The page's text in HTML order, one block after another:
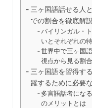
三ヶ国語話せる人
での割合を徹底解説
バイリンガル・
いとそれぞれの
世界中で三ヶ国
視点から見る割
三ヶ国語を習得す
躍するために必要
多言語話者にな
のメリットとは